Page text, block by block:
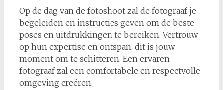
Op de dag van de fotoshoot zal de fotograaf je
begeleiden en instructies geven om de beste
poses en uitdrukkingen te bereiken. Vertrouw
op hun expertise en ontspan, dit is jouw
moment om te schitteren. Een ervaren
fotograaf zal een comfortabele en respectvolle
omgeving creëren.